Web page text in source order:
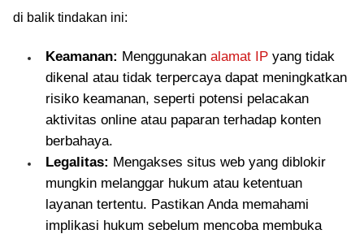
di balik tindakan ini:
Keamanan: Menggunakan alamat IP yang tidak
dikenal atau tidak terpercaya dapat meningkatkan
risiko keamanan, seperti potensi pelacakan
aktivitas online atau paparan terhadap konten
berbahaya.
Legalitas: Mengakses situs web yang diblokir
mungkin melanggar hukum atau ketentuan
layanan tertentu. Pastikan Anda memahami
implikasi hukum sebelum mencoba membuka